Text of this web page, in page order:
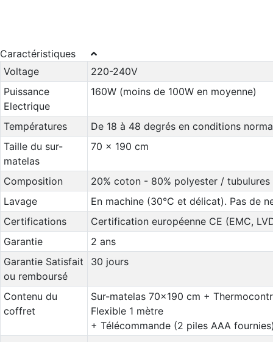
Caractéristiques
Voltage
220-240V
Puissance
Electrique
160W (moins de 100W en moyenne)
Températures
De 18 à 48 degrés en conditions
Taille du sur-
matelas
70 x 190 cm
Composition
20% coton - 80% polyester /
Lavage
En machine (30°C et délicat). Pas de
Certifications
Certification européenne CE (EMC,
Garantie
2 ans
Garantie Satisfait
ou remboursé
30 jours
Contenu du
coffret
Sur-matelas 70x190 cm +
Flexible 1 mètre
+ Télécommande (2 piles AAA